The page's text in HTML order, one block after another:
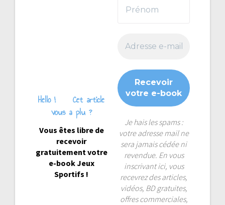
Hello !
Cet article
vous a plu ?
Vous êtes libre de
recevoir
gratuitement votre
e-book Jeux
Sportifs !
Je hais les spams :
votre adresse mail ne
sera jamais cédée ni
revendue. En vous
inscrivant ici, vous
recevrez des articles,
vidéos, BD gratuites,
offres commerciales,